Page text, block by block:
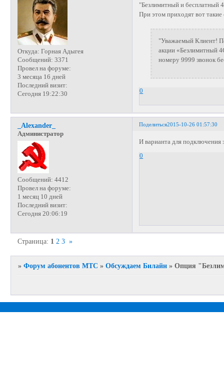
Откуда: Горная Адыгея
Сообщений: 3371
Провел на форуме:
3 месяца 16 дней
Последний визит:
Сегодня 19:22:30
"Безлимитный и бесплатный
При этом приходят вот такие
"Уважаемый Клиент!
акции «Безлимитный
номеру 9999 звонок
0
Поделиться2015-10-26 01:57:30
_Alexander_
Администратор
Сообщений: 4412
Провел на форуме:
1 месяц 10 дней
Последний визит:
Сегодня 20:06:19
И варианта для подключения
0
Страница: 1 2 3 »
»Форум абонентов МТС »Обсуждаем Билайн »Опция